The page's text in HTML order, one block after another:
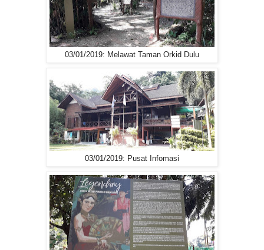
03/01/2019: Melawat Taman Orkid Dulu
03/01/2019: Pusat Infomasi